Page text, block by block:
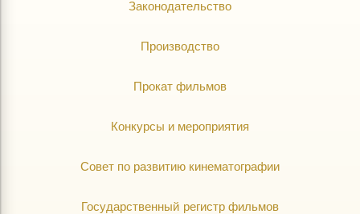
Законодательство
Производство
Прокат фильмов
Конкурсы и мероприятия
Совет по развитию кинематографии
Государственный регистр фильмов